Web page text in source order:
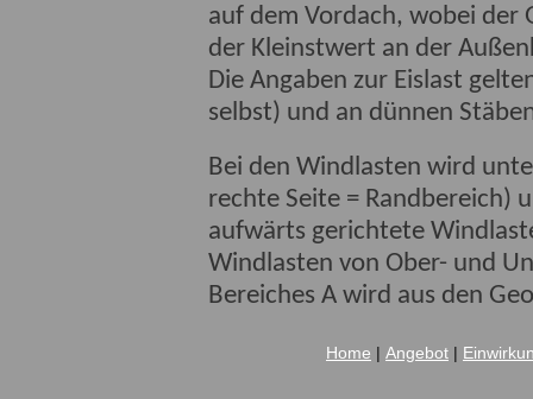
auf dem Vordach, wobei der
der Kleinstwert an der
Die Angaben zur Eislast
selbst) und an dünnen
Bei den Windlasten wird
rechte Seite = Randbereich)
aufwärts gerichtete
Windlasten von Ober- und
Bereiches A wird aus den
Home | Angebot |